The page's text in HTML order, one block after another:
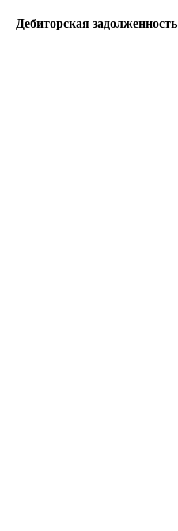
Дебиторская задолженность